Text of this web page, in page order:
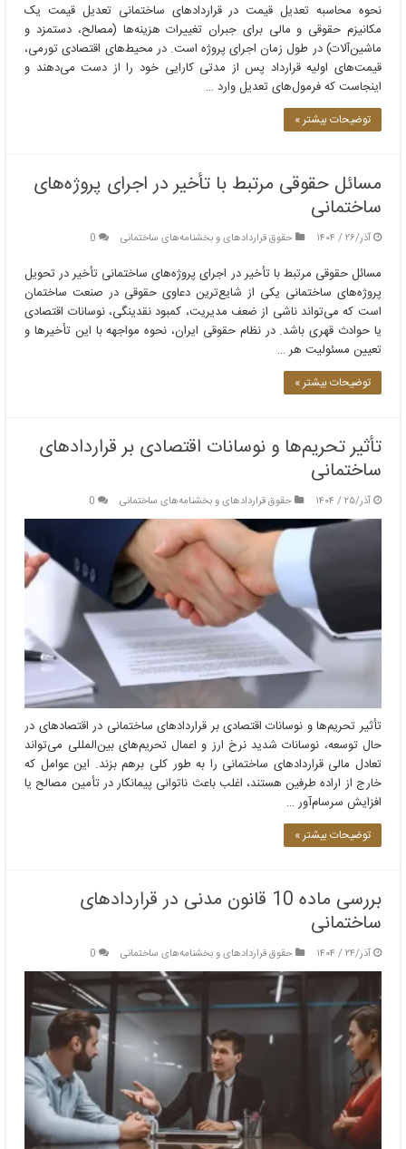
نحوه محاسبه تعدیل قیمت در قراردادهای ساختمانی تعدیل قیمت یک
مکانیزم حقوقی و مالی برای جبران تغییرات هزینه‌ها (مصالح، دستمزد و
ماشین‌آلات) در طول زمان اجرای پروژه است. در محیط‌های اقتصادی تورمی،
قیمت‌های اولیه قرارداد پس از مدتی کارایی خود را از دست می‌دهند و
اینجاست که فرمول‌های تعدیل وارد …
توضیحات بیشتر »
مسائل حقوقی مرتبط با تأخیر در اجرای پروژه‌های
ساختمانی
آذر/۲۶ / ۱۴۰۴ حقوق قراردادهای و بخشنامه‌های ساختمانی 0
مسائل حقوقی مرتبط با تأخیر در اجرای پروژه‌های ساختمانی تأخیر در تحویل
پروژه‌های ساختمانی یکی از شایع‌ترین دعاوی حقوقی در صنعت ساختمان
است که می‌تواند ناشی از ضعف مدیریت، کمبود نقدینگی، نوسانات اقتصادی
یا حوادث قهری باشد. در نظام حقوقی ایران، نحوه مواجهه با این تأخیرها و
تعیین مسئولیت هر …
توضیحات بیشتر »
تأثیر تحریم‌ها و نوسانات اقتصادی بر قراردادهای
ساختمانی
آذر/۲۵ / ۱۴۰۴ حقوق قراردادهای و بخشنامه‌های ساختمانی 0
تأثیر تحریم‌ها و نوسانات اقتصادی بر قراردادهای ساختمانی در اقتصادهای در
حال توسعه، نوسانات شدید نرخ ارز و اعمال تحریم‌های بین‌المللی می‌تواند
تعادل مالی قراردادهای ساختمانی را به طور کلی برهم بزند. این عوامل که
خارج از اراده طرفین هستند، اغلب باعث ناتوانی پیمانکار در تأمین مصالح یا
افزایش سرسام‌آور …
توضیحات بیشتر »
بررسی ماده 10 قانون مدنی در قراردادهای
ساختمانی
آذر/۲۴ / ۱۴۰۴ حقوق قراردادهای و بخشنامه‌های ساختمانی 0